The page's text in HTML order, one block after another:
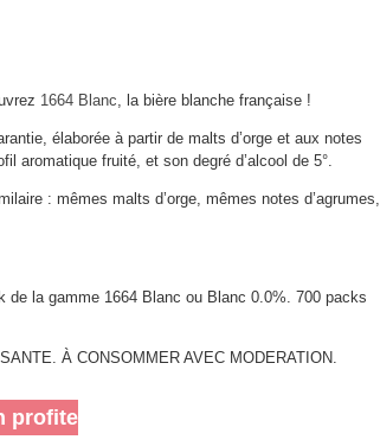
1664 Blanc, la bière blanche française !
élaborée à partir de malts d’orge et aux notes
aromatique fruité, et son degré d’alcool de 5°.
: mêmes malts d’orge, mêmes notes d’agrumes,
la gamme 1664 Blanc ou Blanc 0.0%. 700 packs
À CONSOMMER AVEC MODERATION.
profite